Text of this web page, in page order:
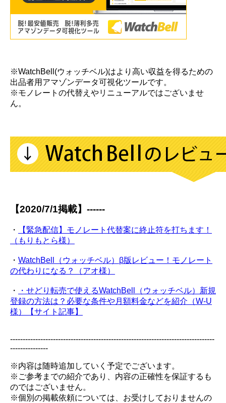
※WatchBell(ウォッチベル)はより高い収益を得るための
出品者用アマゾンデータ可視化ツールです。
※モノレートの代替えやリニューアルではございませ
ん。
【2020/7/1掲載】------
・
【緊急配信】モノレート代替案に終止符を打ちます！
（もりもとら様）
・ WatchBell（ウォッチベル）β版レビュー！モノレート
の代わりになる？（アオ様）
・
・せどり転売で使えるWatchBell（ウォッチベル）新規
登録の方法は？必要な条件や月額料金などを紹介（W-U
様）【サイト記事】
---------------------------------------------------------------------------------
---------------
※内容は随時追加していく予定でございます。
※ご参考までの紹介であり、内容の正確性を保証するも
のではございません。
※個別の掲載依頼については、お受けしておりませんの